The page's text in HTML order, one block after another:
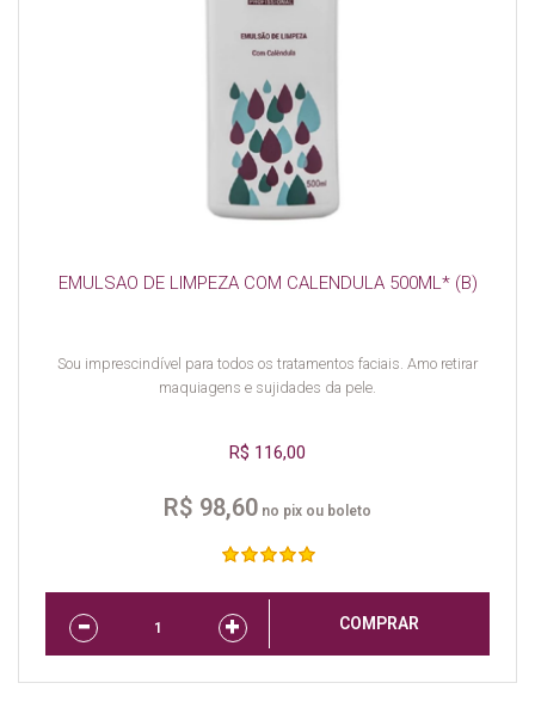
EMULSAO DE LIMPEZA COM CALENDULA 500ML* (B)
Sou imprescindível para todos os tratamentos faciais. Amo retirar
maquiagens e sujidades da pele.
R$ 116,00
R$ 98,60 no pix ou boleto
COMPRAR